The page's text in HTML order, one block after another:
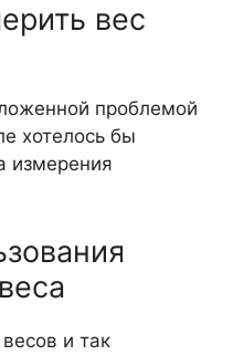
вес
проблемой
хотелось бы
измерения
и так